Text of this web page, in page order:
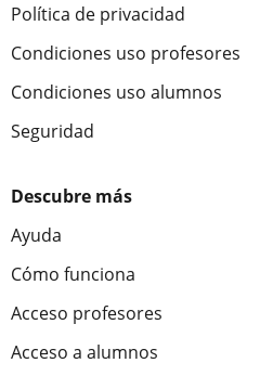
Política de privacidad
Condiciones uso profesores
Condiciones uso alumnos
Seguridad
Descubre más
Ayuda
Cómo funciona
Acceso profesores
Acceso a alumnos